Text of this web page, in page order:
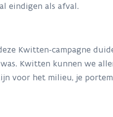
eindigen als afval.
Kwitten-campagne
Kwitten kunnen we
voor het milieu, je